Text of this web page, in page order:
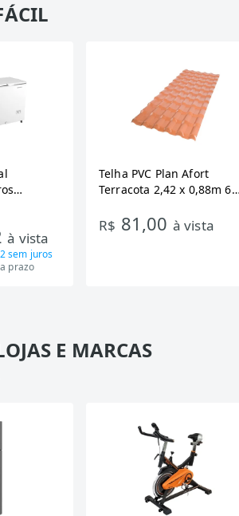
Branco,
à vista
sem juros
prazo
Telha PVC Plan Afort
Terracota 2,42 x 0,88m 6
R$ 81,00 à vista
E MARCAS